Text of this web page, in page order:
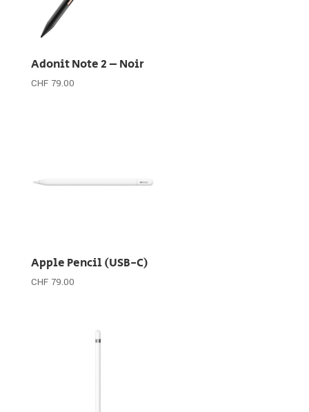
Adonit Note 2 – Noir
CHF 79.00
Apple Pencil (USB-C)
CHF 79.00